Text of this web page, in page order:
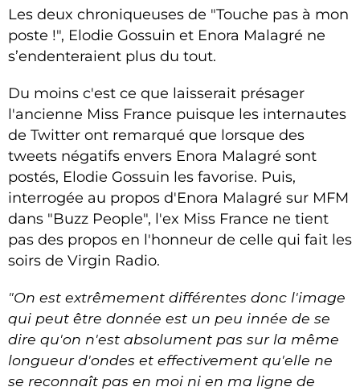
Les deux chroniqueuses de "Touche pas à mon
poste !", Elodie Gossuin et Enora Malagré ne
s’endenteraient plus du tout.
Du moins c'est ce que laisserait présager
l'ancienne Miss France puisque les internautes
de Twitter ont remarqué que lorsque des
tweets négatifs envers Enora Malagré sont
postés, Elodie Gossuin les favorise. Puis,
interrogée au propos d'Enora Malagré sur MFM
dans "Buzz People", l'ex Miss France ne tient
pas des propos en l'honneur de celle qui fait les
soirs de Virgin Radio.
"On est extrêmement différentes donc l'image
qui peut être donnée est un peu innée de se
dire qu'on n'est absolument pas sur la même
longueur d'ondes et effectivement qu'elle ne
se reconnaît pas en moi ni en ma ligne de